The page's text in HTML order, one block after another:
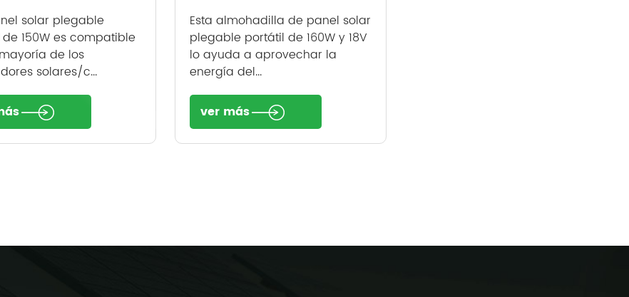
solar plegable
150W es compatible
de los
solares/c...
Esta almohadilla de panel solar
plegable portátil de 160W y 18V
lo ayuda a aprovechar la
energía del...
ver más